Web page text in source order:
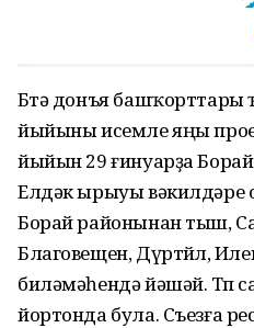
Бөтә донъя
йыйыны исемле яңы
йыйын 29 ғинуарҙа
Елдәк ырыуы вәкилдәре
Борай районынан тыш,
Благовещен, Дүртөйлө,
биләмәһендә йәшәй. Төп
йортонда була. Съезға